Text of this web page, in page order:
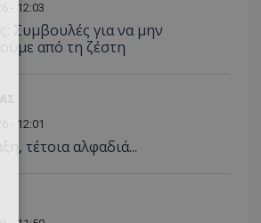
- 12:03
Συμβουλές για να μην
από τη ζέστη
- 12:01
τέτοια αλφαδιά...